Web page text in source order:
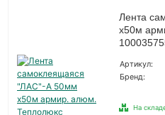
Лента
х50м
Артикул:
Бренд:
На